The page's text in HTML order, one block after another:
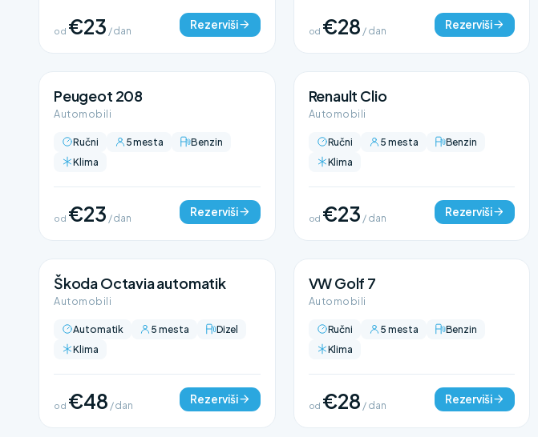
od €23 / dan Rezerviši od €28 / dan Rezerviši
Peugeot 208
Automobili
Ručni 5 mesta
Benzin
Klima
od €23 / dan Rezerviši
Renault Clio
Automobili
Ručni 5 mesta
Benzin
Klima
od €23 / dan Rezerviši
Škoda Octavia automatik
Automobili
Automatik 5 mesta
Dizel
Klima
od €48 / dan Rezerviši
VW Golf 7
Automobili
Ručni 5 mesta
Benzin
Klima
od €28 / dan Rezerviši